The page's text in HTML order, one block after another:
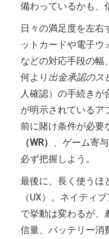
備わっているかも、
日々の満足度を左右
ットカードや電子ウ
などの対応手段の幅、
何より 出金承認のス
人確認）の手続きが
が明示されているア
前に賭け条件が必要
（WR） 、ゲーム寄
必ず把握しよう。
最後に、長く使うほ
（UX）。ネイティ
で挙動は変わるが、
信量、バッテリー消